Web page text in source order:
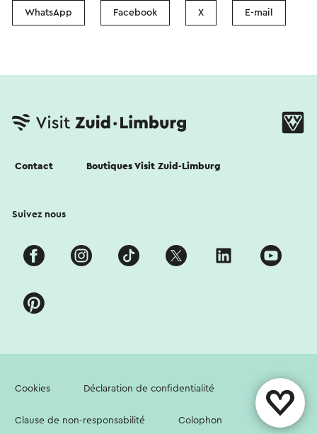
WhatsApp Facebook X E-mail
Contact Boutiques Visit Zuid-Limburg
Suivez nous
Cookies Déclaration de confidentialité
Clause de non-responsabilité Colophon